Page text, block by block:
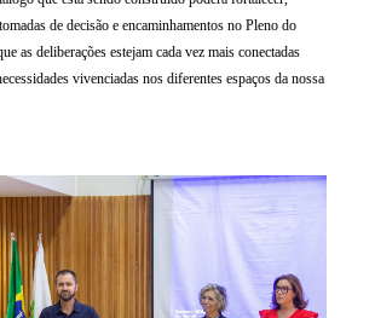
de decisão e encaminhamentos no Pleno do
as deliberações estejam cada vez mais conectadas
vivenciadas nos diferentes espaços da nossa